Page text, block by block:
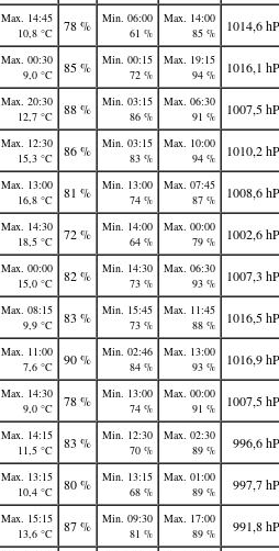
Max. 14:45
10,8 °C
78 %
Min. 06:00
61 %
Max. 14:00
85 %
1014,6
Max. 00:30
9,0 °C
85 %
Min. 00:15
72 %
Max. 19:15
94 %
1016,1
Max. 20:30
12,7 °C
88 %
Min. 03:15
86 %
Max. 06:30
91 %
1007,5
Max. 12:30
15,3 °C
86 %
Min. 03:15
83 %
Max. 10:00
94 %
1010,2
Max. 13:00
16,8 °C
81 %
Min. 13:00
74 %
Max. 07:45
87 %
1008,6
Max. 14:30
18,5 °C
72 %
Min. 14:00
64 %
Max. 00:00
79 %
1002,6
Max. 00:00
15,0 °C
82 %
Min. 14:30
73 %
Max. 06:30
93 %
1007,3
Max. 08:15
9,9 °C
83 %
Min. 15:45
73 %
Max. 11:45
88 %
1016,5
Max. 11:00
7,6 °C
90 %
Min. 02:46
84 %
Max. 13:00
93 %
1016,9
Max. 14:30
9,0 °C
78 %
Min. 13:00
74 %
Max. 00:00
91 %
1007,5
Max. 14:15
11,5 °C
83 %
Min. 12:30
70 %
Max. 02:30
89 %
996,6
Max. 13:15
10,4 °C
80 %
Min. 13:15
68 %
Max. 01:00
89 %
997,7
Max. 15:15
13,6 °C
87 %
Min. 09:30
81 %
Max. 17:00
89 %
991,8